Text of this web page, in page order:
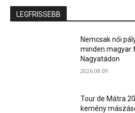
LEGFRISSEBB
Nemcsak női
minden magyar
Nagyatádon
2026.08.09.
Tour de Mátra
kemény